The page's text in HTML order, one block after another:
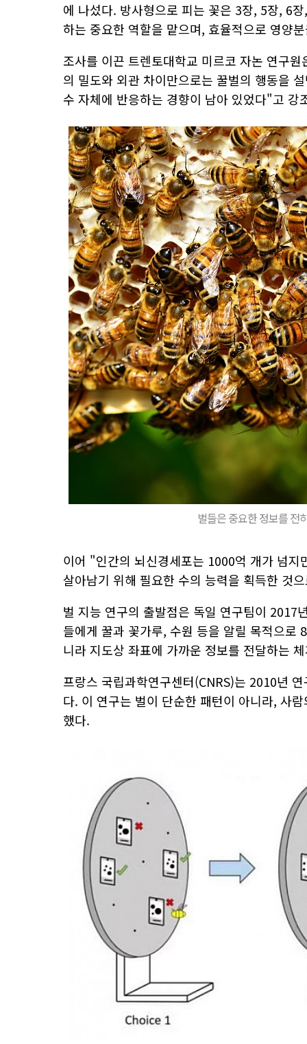
에 나섰다. 방사형으로 피는 꽃은 3장, 5장, 6
하는 중요한 역할을 맡으며, 효율적으로 영양
조사를 이끈 트렌토대학교 미르코 자논 연구
의 밀도와 외관 차이만으로는 꿀벌의 행동을
수 자체에 반응하는 경향이 남아 있었다"고 강
벌들은 중요한 정보를 전
이어 "인간의 뇌신경세포는 1000억 개가 넘
살아남기 위해 필요한 수의 능력을 획득한 것
벌 지능 연구의 출발점은 독일 연구팀이
들에게 꿀과 꽃가루, 수원 등을 알릴 목적으로
니라 지도상 좌표에 가까운 정보를 전달하는
프랑스 국립과학연구센터(CNRS)는 2010년
다. 이 연구는 벌이 단순한 패턴이 아니라, 사
했다.